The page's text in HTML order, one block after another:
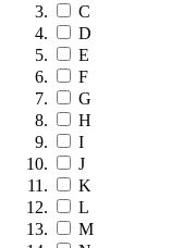
C
D
E
F
G
H
I
J
K
L
M